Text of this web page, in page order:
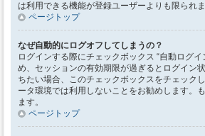
は利用できる機能が登録ユーザーよりも限られ
ページトップ
なぜ自動的にログオフしてしまうの？
ログインする際にチェックボックス “自動ログ
め、セッションの有効期限が過ぎるとログイン
ちたい場合、このチェックボックスをチェック
ータ環境では利用しないことをお勧めします。
ます。
ページトップ